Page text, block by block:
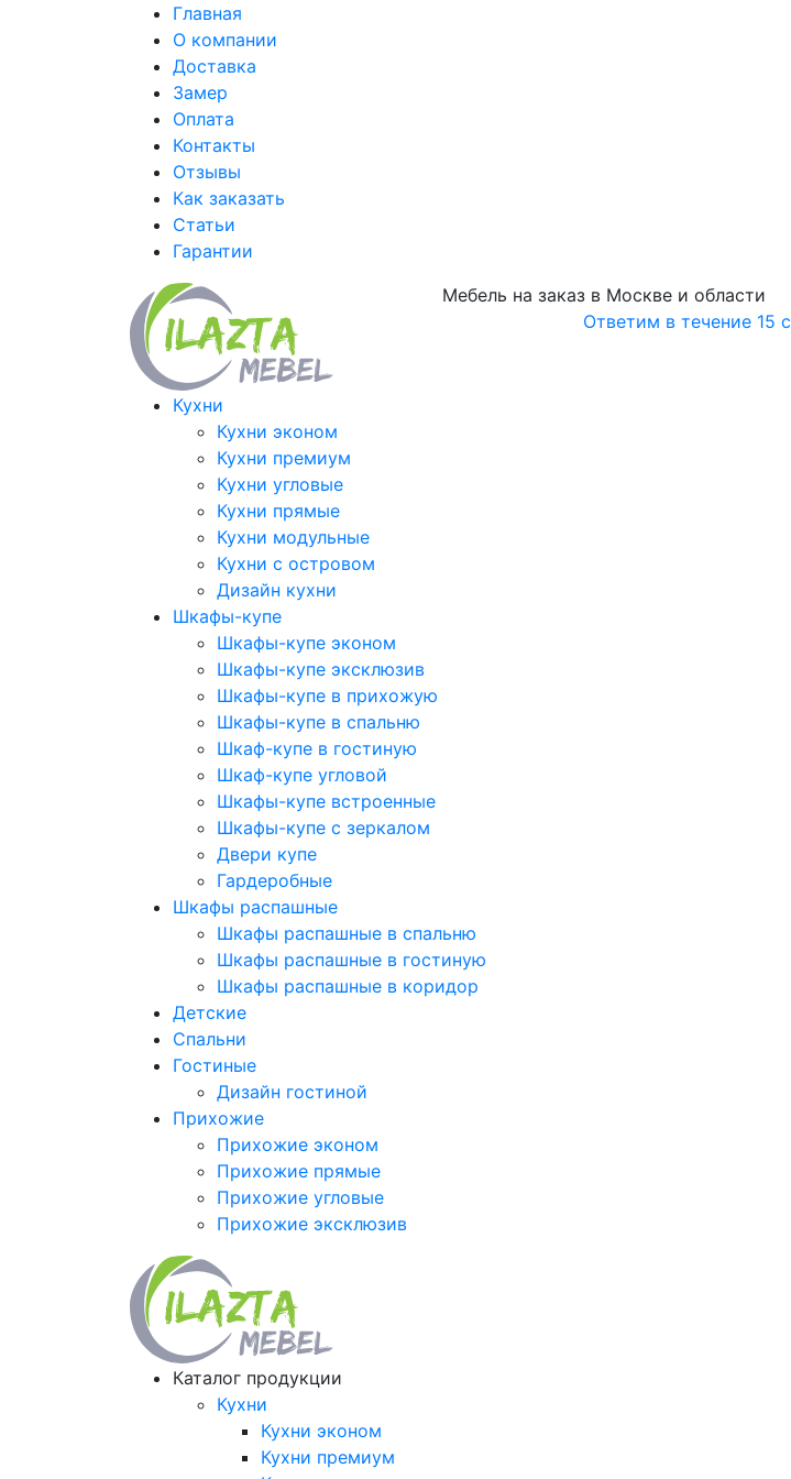
Главная
О компании
Доставка
Замер
Оплата
Контакты
Отзывы
Как заказать
Статьи
Гарантии
Мебель на заказ в Москве и области
Ответим в течение 15 с
Кухни
Кухни эконом
Кухни премиум
Кухни угловые
Кухни прямые
Кухни модульные
Кухни с островом
Дизайн кухни
Шкафы-купе
Шкафы-купе эконом
Шкафы-купе эксклюзив
Шкафы-купе в прихожую
Шкафы-купе в спальню
Шкаф-купе в гостиную
Шкаф-купе угловой
Шкафы-купе встроенные
Шкафы-купе с зеркалом
Двери купе
Гардеробные
Шкафы распашные
Шкафы распашные в спальню
Шкафы распашные в гостиную
Шкафы распашные в коридор
Детские
Спальни
Гостиные
Дизайн гостиной
Прихожие
Прихожие эконом
Прихожие прямые
Прихожие угловые
Прихожие эксклюзив
Каталог продукции
Кухни
Кухни эконом
Кухни премиум